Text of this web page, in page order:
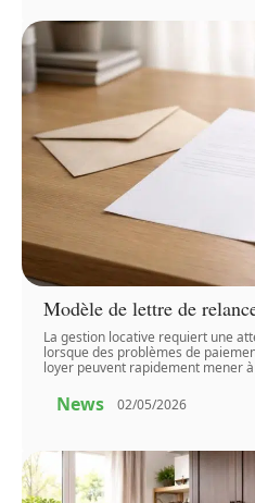
Modèle de lettre de
La gestion locative requiert une
lorsque des problèmes de
loyer peuvent rapidement mener
News 02/05/2026